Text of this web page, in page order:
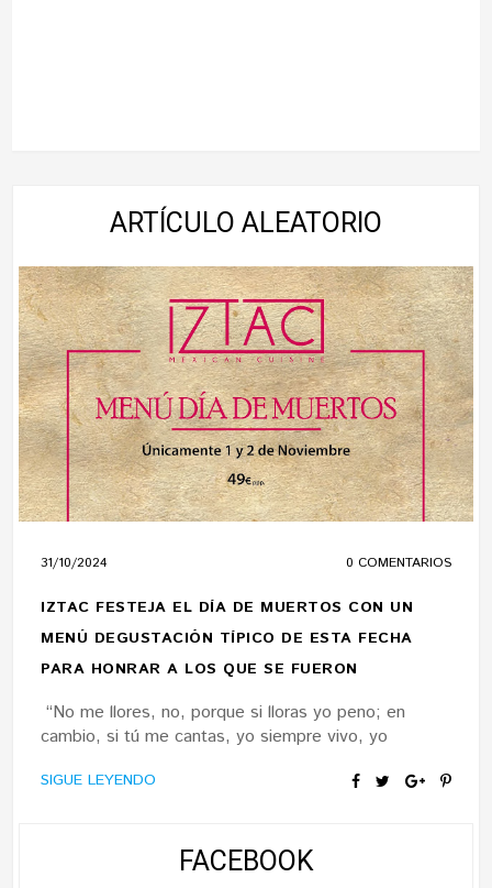
ARTÍCULO ALEATORIO
31/10/2024 0 COMENTARIOS
IZTAC FESTEJA EL DÍA DE MUERTOS CON UN
MENÚ DEGUSTACIÓN TÍPICO DE ESTA FECHA
PARA HONRAR A LOS QUE SE FUERON
“No me llores, no, porque si lloras yo peno; en
cambio, si tú me cantas, yo siempre vivo, yo
SIGUE LEYENDO
FACEBOOK